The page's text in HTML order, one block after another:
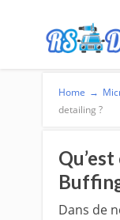
Home →
detailing ?
Dans de